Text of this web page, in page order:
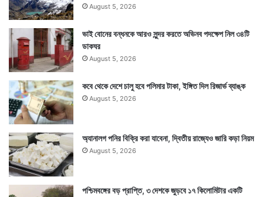
August 5, 2026
ভাই বোনের বন্ধনকে আরও সুন্দর করতে অভিনব পদক্ষেপ নিল ৩৪টি
ডাকঘর
August 5, 2026
কবে থেকে দেশে চালু হবে পলিমার টাকা, ইঙ্গিত দিল রিজার্ভ ব্যাঙ্ক
August 5, 2026
অ্যানালগ পনির বিক্রি করা যাবেনা, দ্বিতীয় রাজ্যেও জারি কড়া নিয়ম
August 5, 2026
পশ্চিমবঙ্গের বড় প্রাপ্তি, ৩ দেশকে জুড়বে ১৭ কিলোমিটার একটি